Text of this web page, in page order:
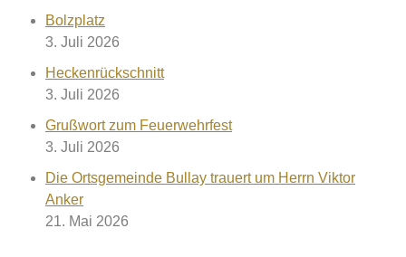
Bolzplatz
3. Juli 2026
Heckenrückschnitt
3. Juli 2026
Grußwort zum Feuerwehrfest
3. Juli 2026
Die Ortsgemeinde Bullay trauert um Herrn Viktor
Anker
21. Mai 2026